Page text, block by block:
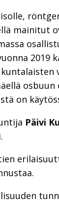
mainitut
2019
on
Päivi